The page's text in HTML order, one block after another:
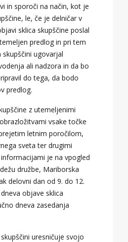
in sporoči na način, kot je
le, če je delničar v
sklica skupščine poslal
predlog in pri tem
ugovarjal
ali nadzora in da bo
do tega, da bodo
predlog.
z utemeljenimi
vsake točke
letnim poročilom,
sveta ter drugimi
je na vpogled
družbe, Mariborska
delovni dan od 9. do 12.
objave sklica
dneva zasedanja
uresničuje svojo